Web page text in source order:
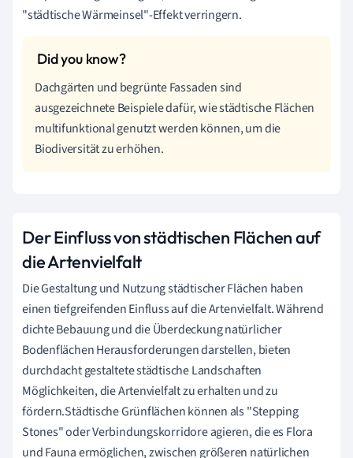
"städtische Wärmeinsel"-Effekt verringern.
Dachgärten und begrünte Fassaden sind
ausgezeichnete Beispiele dafür, wie städtische Flächen
multifunktional genutzt werden können, um die
Biodiversität zu erhöhen.
Der Einfluss von städtischen Flächen auf
die Artenvielfalt
Die Gestaltung und Nutzung städtischer Flächen haben
einen tiefgreifenden Einfluss auf die Artenvielfalt. Während
dichte Bebauung und die Überdeckung natürlicher
Bodenflächen Herausforderungen darstellen, bieten
durchdacht gestaltete städtische Landschaften
Möglichkeiten, die Artenvielfalt zu erhalten und zu
fördern.Städtische Grünflächen können als "Stepping
Stones" oder Verbindungskorridore agieren, die es Flora
und Fauna ermöglichen, zwischen größeren natürlichen